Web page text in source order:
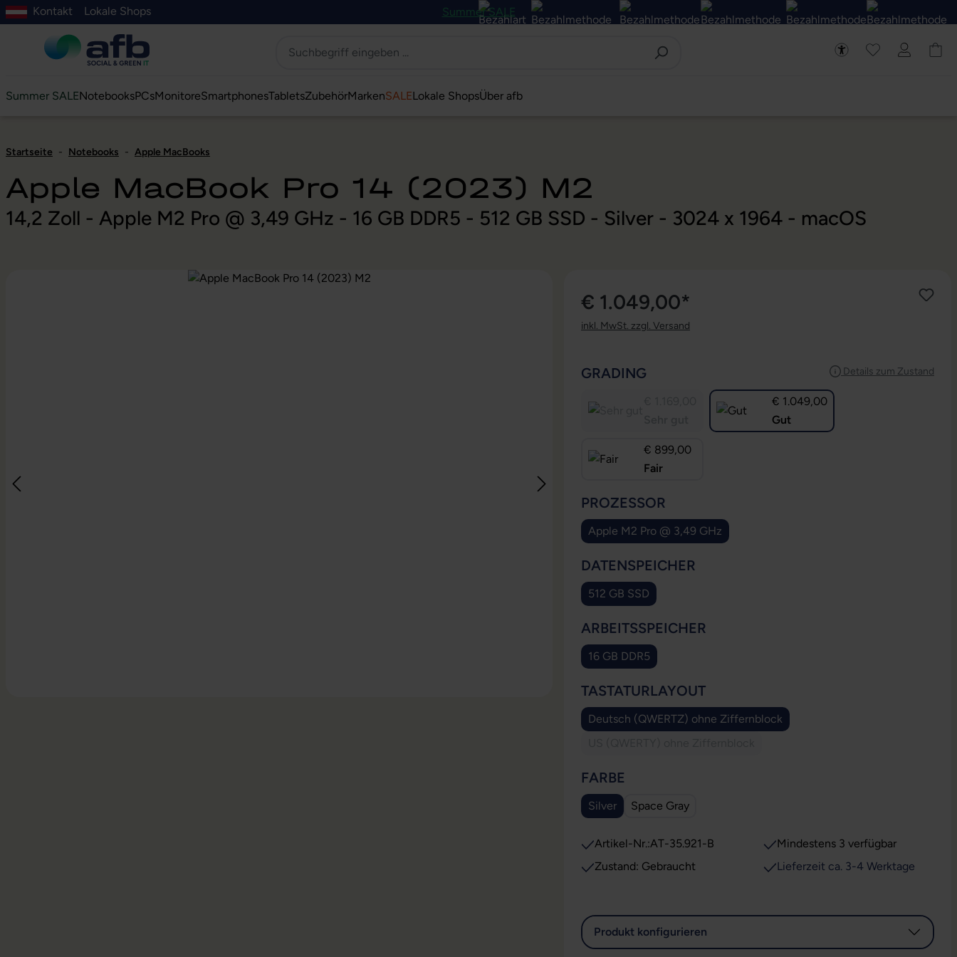
springen
Suche springen
Zur Hauptnavigation springen
Zur Navigation der B2B-Plattform springen
Kontakt Lokale Shops Summer SALE
Summer SALENotebooksPCsMonitoreSmartphonesTabletsZubehörMarkenSALELokale ShopsÜber afb
Startseite - Notebooks - Apple MacBooks
Apple MacBook Pro 14 (2023) M2
14,2 Zoll - Apple M2 Pro @ 3,49 GHz - 16 GB DDR5 - 512 GB SSD - Silver - 3024 x 1964 - macOS
€ 1.049,00*
inkl. MwSt. zzgl. Versand
Details zum Zustand
GRADING
€ 1.049,00
Gut
€ 899,00
Fair
PROZESSOR
Apple M2 Pro @ 3,49 GHz
DATENSPEICHER
512 GB SSD
ARBEITSSPEICHER
16 GB DDR5
TASTATURLAYOUTAUSWÄHLEN
Deutsch (QWERTZ) ohne Ziffernblock
FARBE
Silver Space Gray
Artikel-Nr.:AT-35.921-B
Zustand: Gebraucht
Mindestens 3 verfügbar
Lieferzeit ca. 3-4 Werktage
Produkt konfigurieren